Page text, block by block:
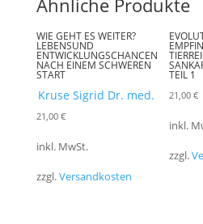
Ähnliche Produkte
WIE GEHT ES WEITER?
LEBENSUND
ENTWICKLUNGSCHANCEN
NACH EINEM SCHWEREN
START
Kruse Sigrid Dr. med.
21,00 €
inkl. MwSt.
zzgl.Versandkosten
TEIL 1
21,00 €
inkl.
zzgl.